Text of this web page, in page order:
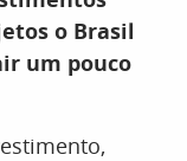
o Brasil
um pouco